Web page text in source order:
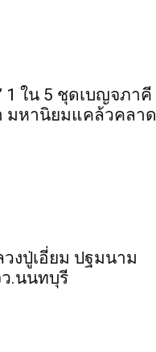
1 ใน 5​ ชุดเบญจ​ภาคี​
มหา​นิยม​แคล้วคลาด​
งปู่เอี่ยม ​ปฐม​นาม​
.นนทบุรี